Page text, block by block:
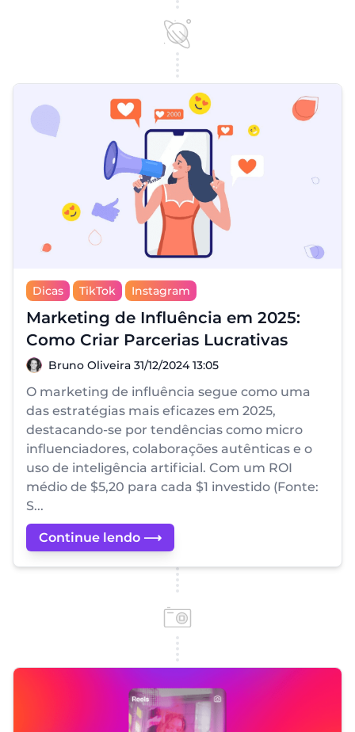
Dicas TikTok Instagram
Marketing de Influência em 2025:
Como Criar Parcerias Lucrativas
Bruno Oliveira
Bruno Oliveira 31/12/2024 13:05
O marketing de influência segue como uma
das estratégias mais eficazes em 2025,
destacando-se por tendências como micro
influenciadores, colaborações autênticas e o
uso de inteligência artificial. Com um ROI
médio de $5,20 para cada $1 investido (Fonte:
S...
Continue lendo ⟶